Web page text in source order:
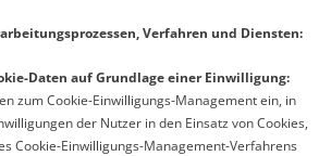
Verfahren und Diensten:
Daten auf Grundlage einer Einwilligung:
zum Cookie-Einwilligungs-Management ein, in
der Nutzer in den Einsatz von Cookies,
Cookie-Einwilligungs-Management-Verfahrens